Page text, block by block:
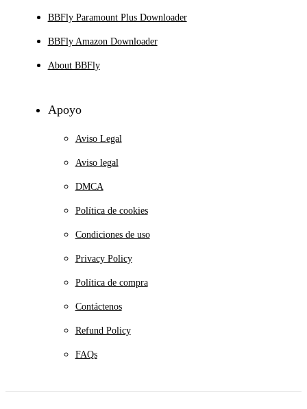
BBFly Paramount Plus Downloader
BBFly Amazon Downloader
About BBFly
Apoyo
Aviso Legal
Aviso legal
DMCA
Política de cookies
Condiciones de uso
Privacy Policy
Política de compra
Contáctenos
Refund Policy
FAQs